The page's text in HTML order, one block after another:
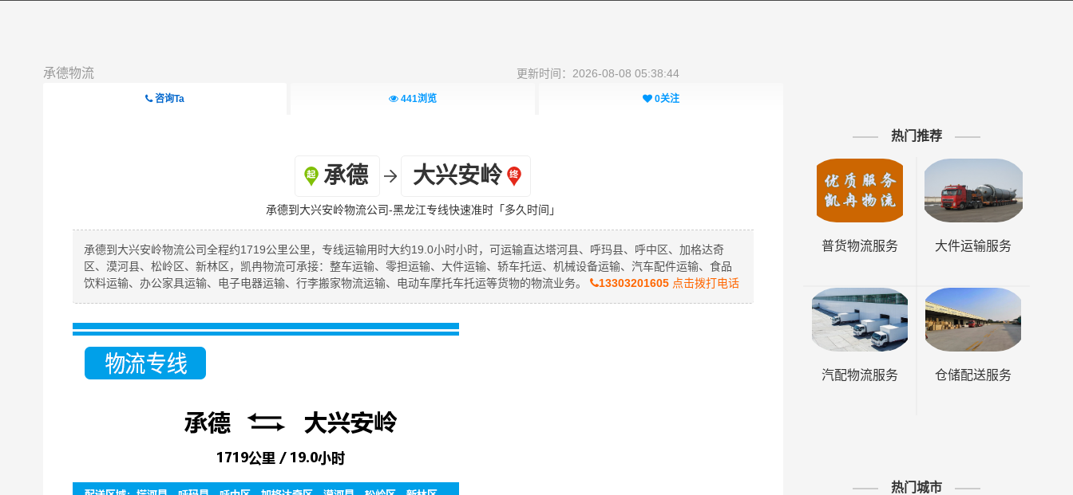
承德物流 更新时间：2026-08-08 05:38:44
咨询Ta 441浏览 0关注
承德 大兴安岭
承德到大兴安岭物流公司-黑龙江专线快速准时「多久时间」
承德到大兴安岭物流公司全程约1719公里公里，专线运输用时大约19.0小时小时，可运输直达塔河县、呼玛县、呼中区、加格达奇
区、漠河县、松岭区、新林区，凯冉物流可承接：整车运输、零担运输、大件运输、轿车托运、机械设备运输、汽车配件运输、食品
饮料运输、办公家具运输、电子电器运输、行李搬家物流运输、电动车摩托车托运等货物的物流业务。
13303201605点击拨打电话
热门推荐
普货物流服务 大件运输服务
汽配物流服务 仓储配送服务
热门城市